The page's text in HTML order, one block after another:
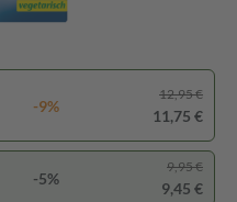
-9%
12,95 €
11,75 €
-5%
9,95 €
9,45 €